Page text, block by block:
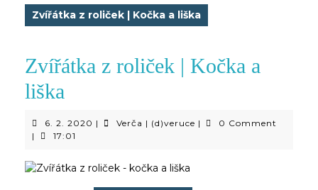
Zvířátka z roliček | Kočka a liška
Zvířátka z roliček | Kočka a
liška
6. 2. 2020 6.| Verča | (d)veruce Verča
|
0 Comment
|
17:01